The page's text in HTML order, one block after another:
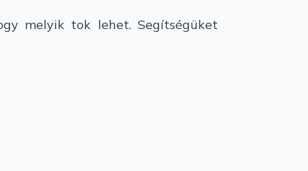
melyik tok lehet. Segítségüket